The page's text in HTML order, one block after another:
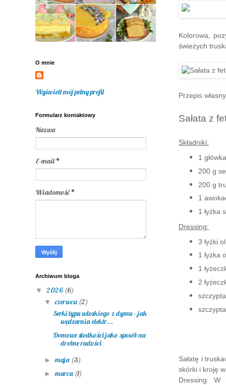
Kolorowa,
świeżych
Przepis własny
Sałata z
Składniki:
1
200 g
200 g
1
1 łyżka
Dressing:
3 łyżki
1 łyżka
1
2
Sałatę i
skórki i kroję
Dressing: W
O mnie
Wyświetl mój pełny profil
Formularz kontaktowy
Nazwa
E-mail*
Wiadomość*
Archiwum bloga
▼ 2026 (6)
▼czerwca (2)
Serki typu włoskiego z dymu – jak
wędzarnia elektr...
Domowe słodkości jako sposób na
drobne radości
►maja (3)
► marca (1)